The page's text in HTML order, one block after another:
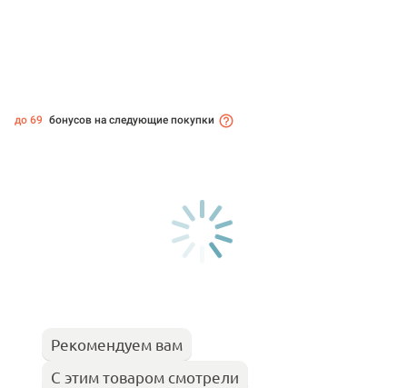
до 69 бонусов на следующие покупки
Рекомендуем вам
С этим товаром смотрели